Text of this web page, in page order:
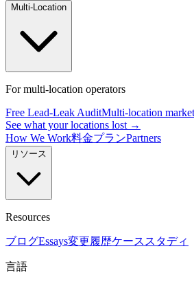
Multi-Location
For multi-location operators
Free Lead-Leak AuditMulti-location
See what your locations lost →
How We Work料金プランPartners
リソース
Resources
ブログEssays変更履歴ケーススタディ
言語